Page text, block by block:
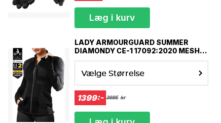
Læg i kurv
LADY ARMOURGUARD SUMMER
DIAMONDY CE-1 17092:2020 MESH
MOTORCYKEL JAKKE
Vælge Størrelse
1399:- 3695 kr